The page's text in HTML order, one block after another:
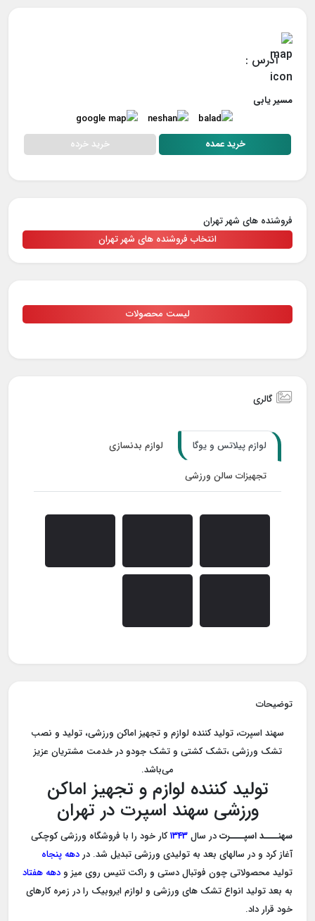
آدرس :
مسیر یابی
خرید عمده خرید خرده
فروشنده های شهر تهران
انتخاب فروشنده های شهر تهران
لیست محصولات
گالری
لوازم پیلاتس و یوگا لوازم بدنسازی
تجهیزات سالن ورزشی
توضیحات
سهند اسپرت، تولید کننده لوازم و تجهیز اماکن ورزشی، تولید و نصب
تشک ورزشی ،تشک کشتی و تشک جودو در خدمت مشتریان عزیز
می‌باشد.
تولید کننده لوازم و تجهیز اماکن
ورزشی سهند اسپرت در تهران
سهنــــد اسپــــرتدر سال۱۳۴۳کار خود را با فروشگاه ورزشی کوچکی
آغاز کرد و در سالهای بعد به تولیدی ورزشی تبدیل شد. دردهه پنجاه
تولید محصولاتی چون فوتبال دستی و راکت تنیس روی میز ودهه هفتاد
به بعد تولید انواع تشک های ورزشی و لوازم ایروبیک را در زمره کارهای
خود قرار داد.